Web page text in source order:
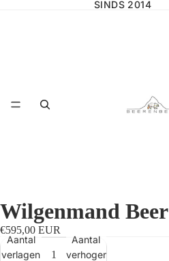
SINDS 2014
Wilgenmand Beer
€595,00 EUR
Aantal
verlagen
Aantal
verhogen